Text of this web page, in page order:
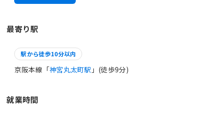
最寄り駅
駅から徒歩10分以内
京阪本線「神宮丸太町駅 」(徒歩9分)
就業時間